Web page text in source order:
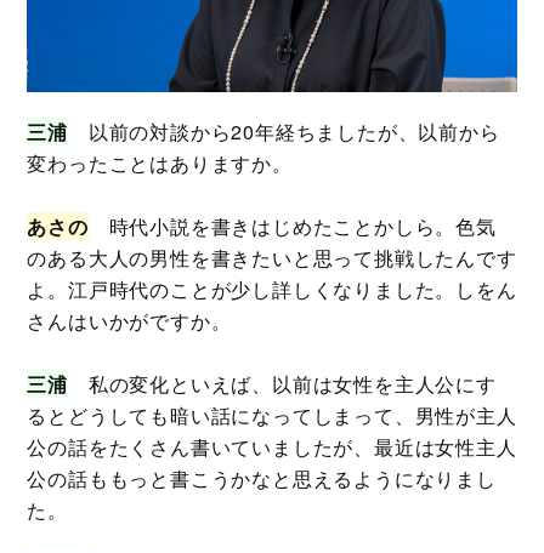
三浦 以前の対談から20年経ちましたが、以前から
変わったことはありますか。
あさの 時代小説を書きはじめたことかしら。色気
のある大人の男性を書きたいと思って挑戦したんです
よ。江戸時代のことが少し詳しくなりました。しをん
さんはいかがですか。
三浦 私の変化といえば、以前は女性を主人公にす
るとどうしても暗い話になってしまって、男性が主人
公の話をたくさん書いていましたが、最近は女性主人
公の話ももっと書こうかなと思えるようになりまし
た。